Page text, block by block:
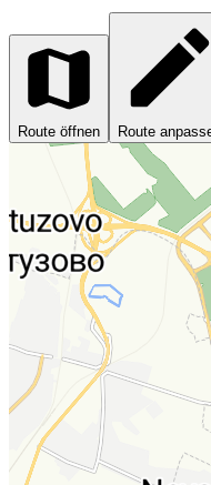
Route öffnen Route